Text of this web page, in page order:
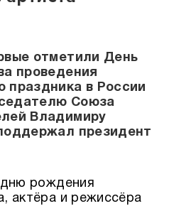
отметили День
проведения
праздника в России
Союза
Владимиру
президент
рождения
актёра и режиссёра